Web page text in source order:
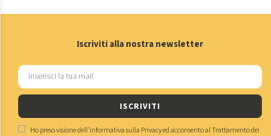
Iscriviti alla nostra newsletter
ISCRIVITI
Ho preso visione dell'informativa sulla Privacyed acconsento alTrattamento dei